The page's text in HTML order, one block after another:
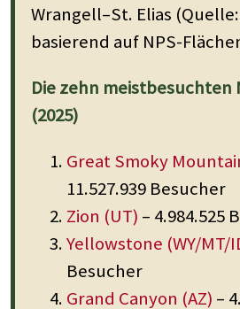
Wrangell–St. Elias (Quelle:
basierend auf NPS-
Die zehn meistbesuchten
(2025)
Great Smoky
11.527.939 Besucher
Zion (UT) – 4.984.525
Yellowstone (WY/MT/
Besucher
Grand Canyon (AZ) –